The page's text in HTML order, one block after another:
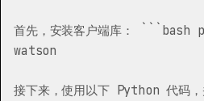
首先，安装客户端库：
watson
接下来，使用以下 Python 代码